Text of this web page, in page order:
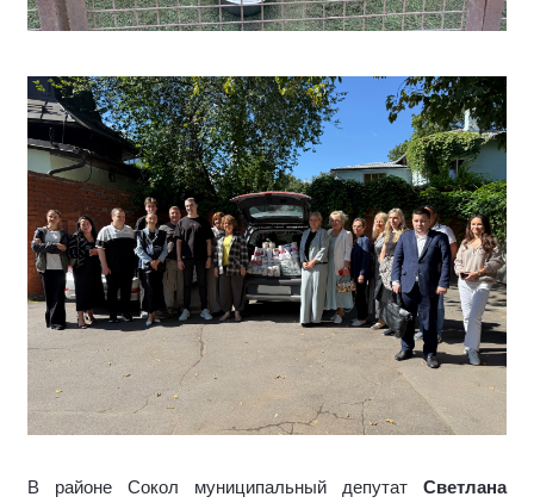
В районе Сокол муниципальный депутат Светлана